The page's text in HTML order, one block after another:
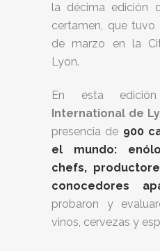
la décima edición
certamen, que
de marzo en la
Lyon.
En esta
International de
presencia de 900
el mundo:
chefs,
conocedores
probaron y
vinos, cervezas y